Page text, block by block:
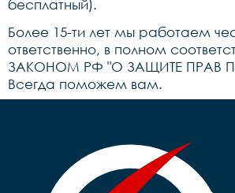
бесплатный).
Более 15-ти лет мы работаем
ответственно, в полном
ЗАКОНОМ РФ "О ЗАЩИТЕ ПРАВ
Всегда поможем вам.